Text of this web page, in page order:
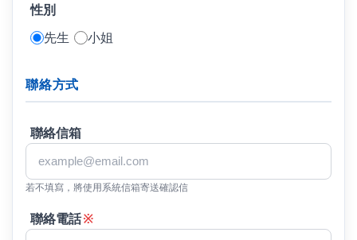
性別
先生
小姐
聯絡方式
聯絡信箱
若不填寫，將使用系統信箱寄送確認信
聯絡電話※